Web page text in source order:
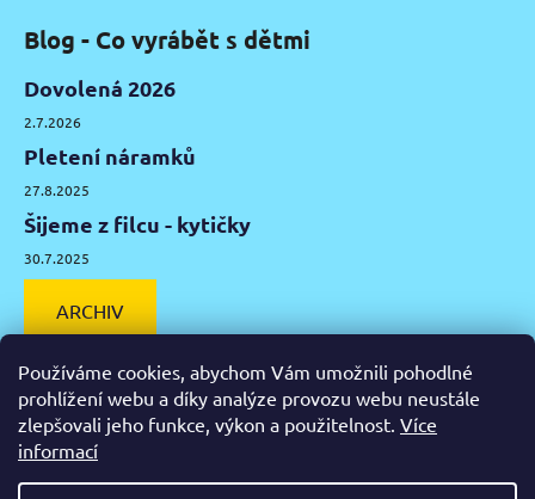
Používáme cookies, abychom Vám umožnili pohodlné
prohlížení webu a díky analýze provozu webu neustále
zlepšovali jeho funkce, výkon a použitelnost. Více
informací
Blog - Co vyrábět s dětmi
Dovolená 2026
2.7.2026
Pletení náramků
27.8.2025
Šijeme z filcu - kytičky
30.7.2025
ARCHIV
Facebook